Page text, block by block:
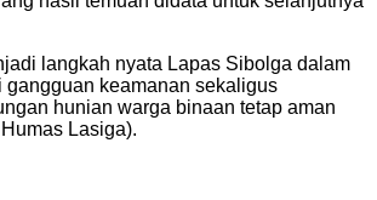
langkah nyata Lapas Sibolga dalam
gangguan keamanan sekaligus
hunian warga binaan tetap aman
Lasiga).